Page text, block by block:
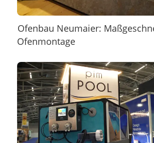
Ofenbau Neumaier:
Ofenmontage